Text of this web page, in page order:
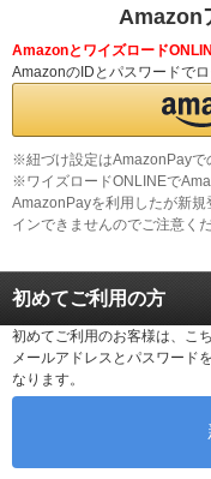
Amazon
Amazonとワイズロード
AmazonのIDとパスワードで
※紐づけ設定はAmazonPayで
※ワイズロードONLINEで
AmazonPayを利用したが新
インできませんのでご注意くだ
初めてご利用の方
初めてご利用のお客様は、こ
メールアドレスとパスワード
なります。